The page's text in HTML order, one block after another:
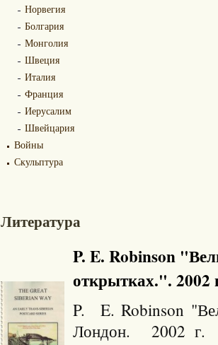
Норвегия
Болгария
Монголия
Швеция
Италия
Франция
Иерусалим
Швейцария
Войны
Скульптура
Литература
P. E. Robinson
открытках.". 2002
P. E. Robinson
Лондон. 2002 г.